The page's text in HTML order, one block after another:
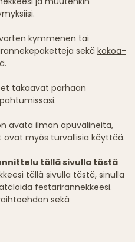
kymmenen tai
sekä kokoa-
.
takaavat parhaan
avata ilman apuvälineitä,
myös turvallisia käyttää.
tällä sivulla tästä
tällä sivulla tästä, sinulla
festarirannekkeesi.
sekä